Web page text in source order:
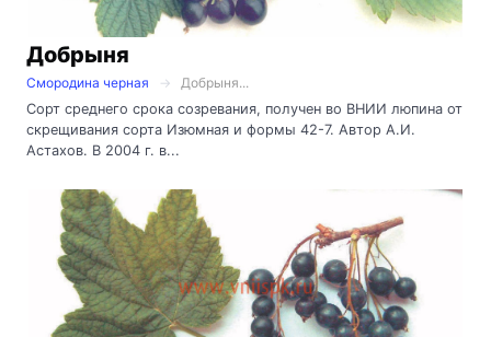
Добрыня
Смородина черная
Добрыня...
Сорт среднего срока созревания, получен во ВНИИ люпина от
скрещивания сорта Изюмная и формы 42-7. Автор А.И.
Астахов. В 2004 г. в...